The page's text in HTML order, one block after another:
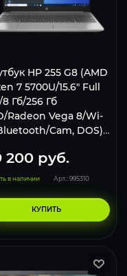
HP 255 G8 (AMD
7 5700U/15.6" Full
Гб/256 Гб
Radeon Vega 8/Wi-
Cam, DOS)
200руб.
в наличии Арт.: 995310
КУПИТЬ